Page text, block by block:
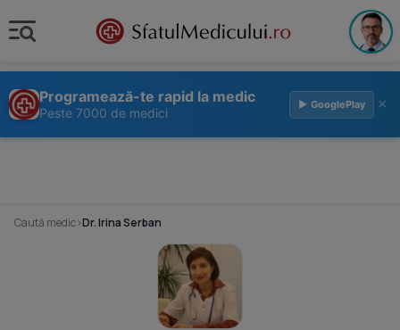
Programează-te rapid la medic
Peste 7000 de medici
▶ GooglePlay ×
Caută medic›Dr. Irina Serban